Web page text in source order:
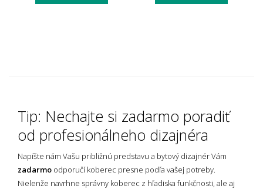
Tip: Nechajte si zadarmo poradiť
od profesionálneho dizajnéra
Napíšte nám Vašu približnú predstavu a bytový dizajnér Vám
zadarmo odporučí koberec presne podľa vašej potreby.
Nielenže navrhne správny koberec z hľadiska funkčnosti, ale aj